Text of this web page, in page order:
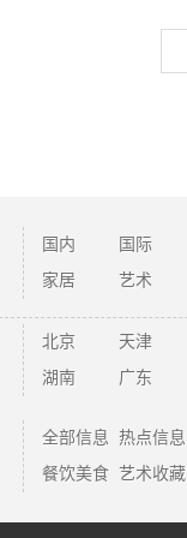
国内 国际
家居
艺术
北京 天津
湖南
广东
全部信息 热点信息
餐饮美食 艺术收藏